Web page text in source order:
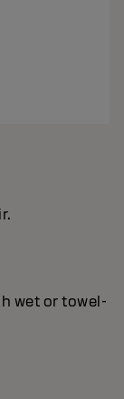
wet or towel-